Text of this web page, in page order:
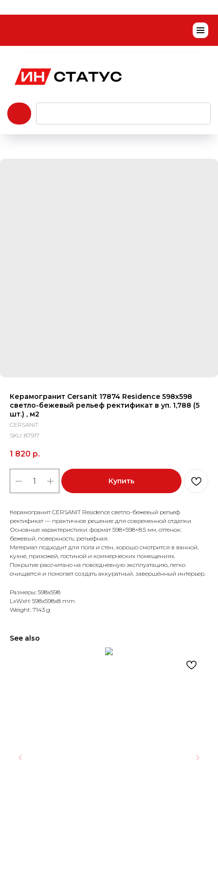
Керамогранит Cersanit 17874 Residence 598х598
светло-бежевый рельеф ректификат в уп. 1,788 (5
шт.) , м2
CERSANIT
SKU: 87917
1 820 р.
Купить
Керамогранит CERSANIT Residence светло-бежевый рельеф
ректификат — практичное решение для современной отделки.
Основные характеристики: формат 598×598×8.5 мм, оттенок:
бежевый, поверхность: рельефная.
Материал подходит для пола и стен, хорошо смотрится в ванной,
кухне, прихожей, гостиной и коммерческих помещениях.
Покрытие рассчитано на повседневную эксплуатацию, легко
очищается и помогает создать аккуратный, завершённый интерьер.
Размеры: 598x598
LxWxH: 598x598x8 mm
Weight: 7143 g
See also